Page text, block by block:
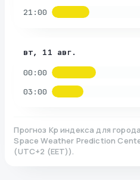
21:00
вт, 11 авг.
00:00
03:00
Прогноз Kp индекса для города
Space Weather Prediction
(UTC+2 (EET)).